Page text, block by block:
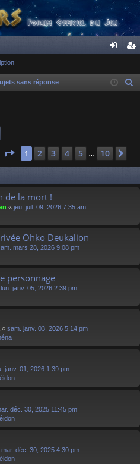
ne cri
sans réponse
e
Page 1sur 10
1 2 3 4 5 10
de la mort !
« jeu. juil. 09, 2026 7:35 am
Ohko Deukalion
mars 28, 2026 9:08 pm
personnage
lun. janv. 05, 2026 2:39 pm
« sam. janv. 03, 2026 5:14 pm
janv. 01, 2026 1:39 pm
déc. 30, 2025 11:45 pm
mar. déc. 30, 2025 4:30 pm